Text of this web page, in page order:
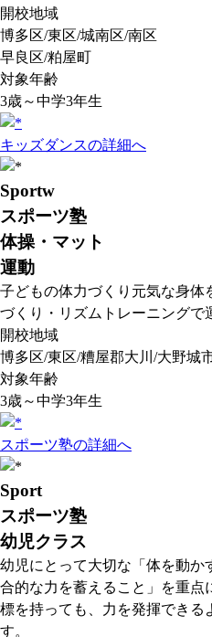
開校地域
博多区/東区/城南区/南区
早良区/粕屋町
対象年齢
3歳～中学3年生
キッズダンスの詳細へ
Sportw
スポーツ塾
体操・マット
運動
子どもの体力づくり元気な身体
づくり・リズムトレーニングで
開校地域
博多区/東区/糟屋郡大川/大野城
対象年齢
3歳～中学3年生
スポーツ塾の詳細へ
Sport
スポーツ塾
幼児クラス
幼児にとって大切な「体を動か
合的な力を蓄えること」を重点
標を持っても、力を発揮できる
す。